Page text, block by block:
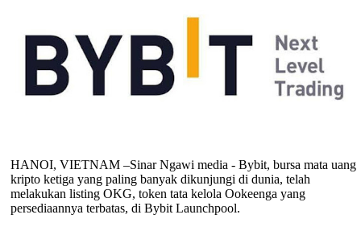
HANOI, VIETNAM –Sinar Ngawi media - Bybit, bursa mata uang
kripto ketiga yang paling banyak dikunjungi di dunia, telah
melakukan listing OKG, token tata kelola Ookeenga yang
persediaannya terbatas, di Bybit Launchpool.